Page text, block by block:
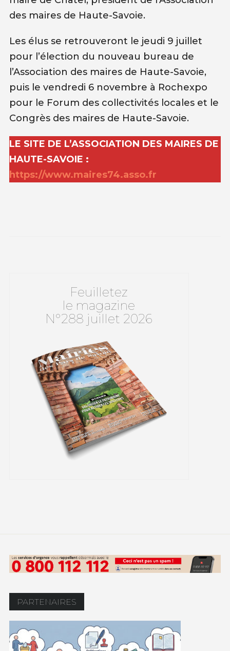
des maires de Haute-Savoie.
Les élus se retrouveront le jeudi 9 juillet
pour l’élection du nouveau bureau de
l’Association des maires de Haute-Savoie,
puis le vendredi 6 novembre à Rochexpo
pour le Forum des collectivités locales et le
Congrès des maires de Haute-Savoie.
LE SITE DE L’ASSOCIATION DES MAIRES DE
HAUTE-SAVOIE :
https://www.maires74.asso.fr
Feuilletez
le magazine
N°288 juillet 2026
PARTENAIRES